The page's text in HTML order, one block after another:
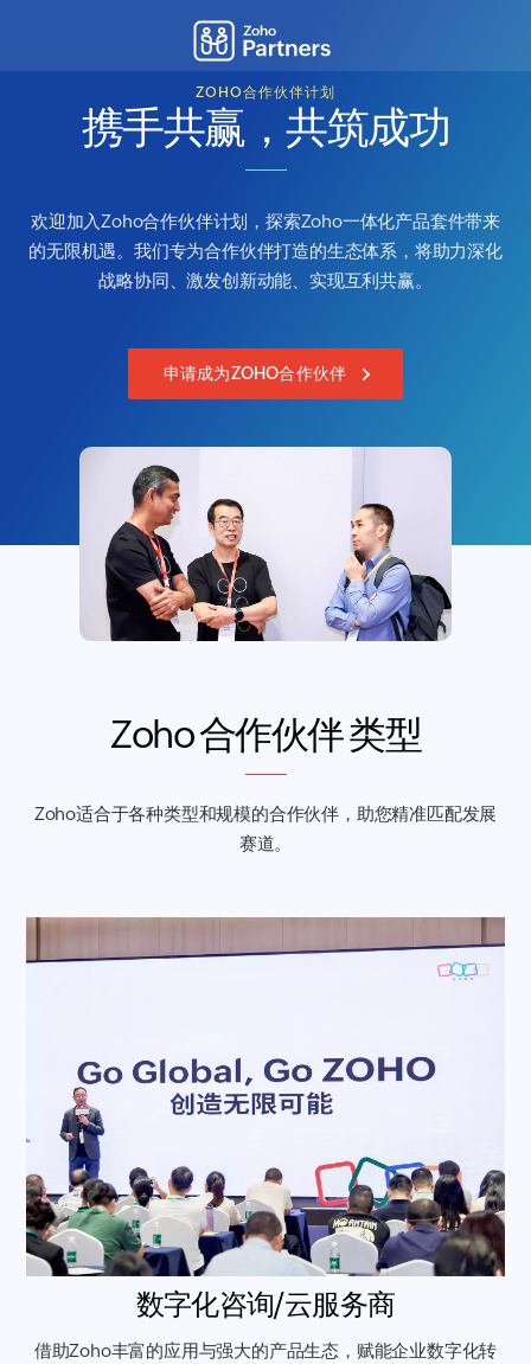
ZOHO合作伙伴计划
携手共赢，共筑成功
欢迎加入Zoho合作伙伴计划，探索Zoho一体化产品套件带来
的无限机遇。我们专为合作伙伴打造的生态体系，将助力深化
战略协同、激发创新动能、实现互利共赢。
申请成为ZOHO合作伙伴
Zoho合作伙伴类型
Zoho适合于各种类型和规模的合作伙伴，助您精准匹配发展
赛道。
数字化咨询/云服务商
借助Zoho丰富的应用与强大的产品生态，赋能企业数字化转